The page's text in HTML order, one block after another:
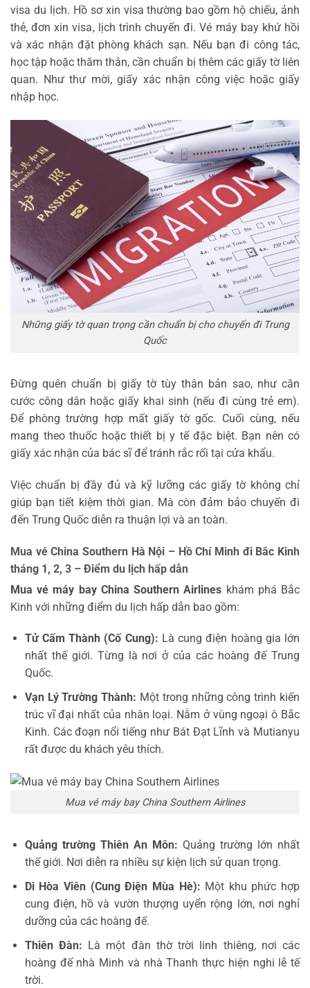
visa du lịch. Hồ sơ xin visa thường bao gồm hộ chiếu, ảnh
thẻ, đơn xin visa, lịch trình chuyến đi. Vé máy bay khứ hồi
và xác nhận đặt phòng khách sạn. Nếu bạn đi công tác,
học tập hoặc thăm thân, cần chuẩn bị thêm các giấy tờ liên
quan. Như thư mời, giấy xác nhận công việc hoặc giấy
nhập học.
Những giấy tờ quan trọng cần chuẩn bị cho chuyến đi Trung
Quốc
Đừng quên chuẩn bị giấy tờ tùy thân bản sao, như căn
cước công dân hoặc giấy khai sinh (nếu đi cùng trẻ em).
Để phòng trường hợp mất giấy tờ gốc. Cuối cùng, nếu
mang theo thuốc hoặc thiết bị y tế đặc biệt. Bạn nên có
giấy xác nhận của bác sĩ để tránh rắc rối tại cửa khẩu.
Việc chuẩn bị đầy đủ và kỹ lưỡng các giấy tờ không chỉ
giúp bạn tiết kiệm thời gian. Mà còn đảm bảo chuyến đi
đến Trung Quốc diễn ra thuận lợi và an toàn.
Mua vé China Southern Hà Nội – Hồ Chí Minh đi Bắc Kinh
tháng 1, 2, 3 – Điểm du lịch hấp dẫn
Mua vé máy bay China Southern Airlines khám phá Bắc
Kinh với những điểm du lịch hấp dẫn bao gồm:
Tử Cấm Thành (Cố Cung): Là cung điện hoàng gia lớn
nhất thế giới. Từng là nơi ở của các hoàng đế Trung
Quốc.
Vạn Lý Trường Thành: Một trong những công trình kiến
trúc vĩ đại nhất của nhân loại. Nằm ở vùng ngoại ô Bắc
Kinh. Các đoạn nổi tiếng như Bát Đạt Lĩnh và Mutianyu
rất được du khách yêu thích.
Mua vé máy bay China Southern Airlines
Quảng trường Thiên An Môn: Quảng trường lớn nhất
thế giới. Nơi diễn ra nhiều sự kiện lịch sử quan trọng.
Di Hòa Viên (Cung Điện Mùa Hè): Một khu phức hợp
cung điện, hồ và vườn thượng uyển rộng lớn, nơi nghỉ
dưỡng của các hoàng đế.
Thiên Đàn: Là một đàn thờ trời linh thiêng, nơi các
hoàng đế nhà Minh và nhà Thanh thực hiện nghi lễ tế
trời.